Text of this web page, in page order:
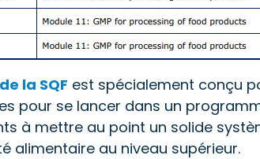
la SQF est spécialement conçu
pour se lancer dans un
à mettre au point un solide
alimentaire au niveau supérieur.